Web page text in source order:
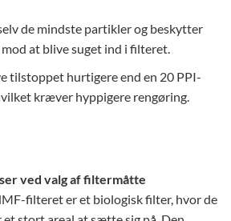
de mindste partikler og beskytter
at blive suget ind i filteret.
tilstoppet hurtigere end en 20 PPI-
kræver hyppigere rengøring.
ved valg af filtermåtte
filteret er et biologisk filter, hvor de